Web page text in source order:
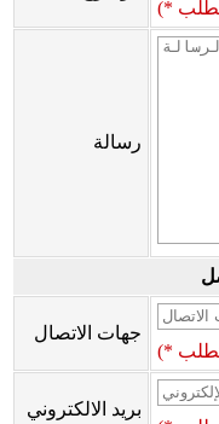
رسالة
جهات الاتصال
بريد الالكتروني